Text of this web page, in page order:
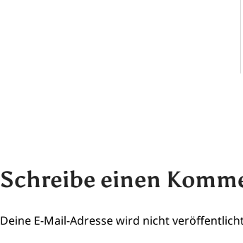
Schreibe einen
Deine E-Mail-Adresse wird nicht